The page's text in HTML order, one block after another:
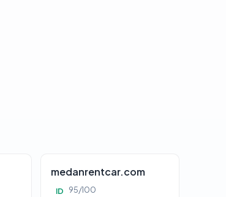
medanrentcar.com
ID 95/100